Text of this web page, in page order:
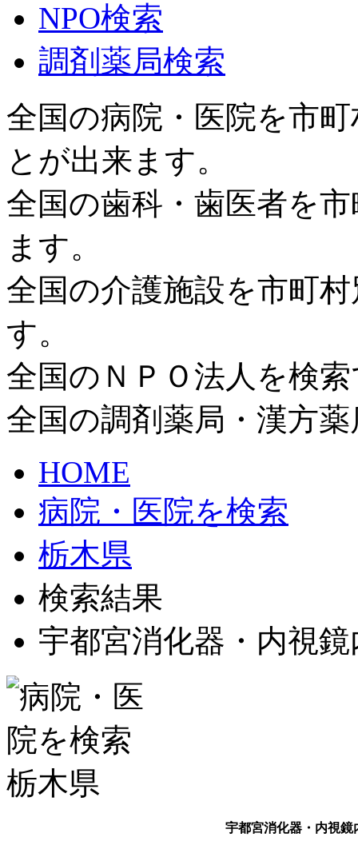
NPO検索
調剤薬局検索
全国の病院・医院を市
とが出来ます。
全国の歯科・歯医者を
ます。
全国の介護施設を市町
す。
全国のＮＰＯ法人を検
全国の調剤薬局・漢方
HOME
病院・医院を検索
栃木県
検索結果
宇都宮消化器・内視
宇都宮消化器・内視鏡